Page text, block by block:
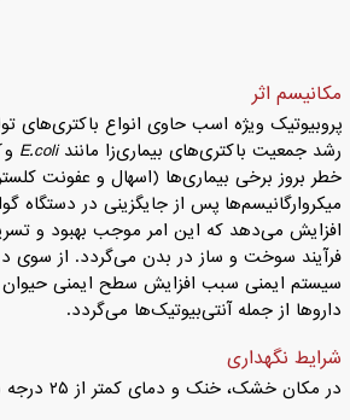
مکانیسم اثر
پروبیوتیک ویژه اسب حاوی انواع باکتری‌های
رشد جمعیت باکتری‌های بیماری‌زا مانندE.coli و
خطر بروز برخی بیماری‌ها (اسهال و عفونت
افزایش می‌دهد که این امر موجب بهبود و
فرآیند سوخت و ساز در بدن می‌گردد. از سوی
سیستم ایمنی سبب افزایش سطح ایمنی
داروها از جمله آنتی‌بیوتیک‌ها می‌گردد.
شرایط نگهداری
در مکان خشک، خنک و دمای کمتر از ۲۵ درجه سانتی‌گراد